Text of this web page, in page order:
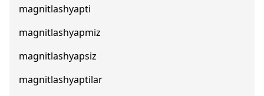
magnitlashyapti
magnitlashyapmiz
magnitlashyapsiz
magnitlashyaptilar